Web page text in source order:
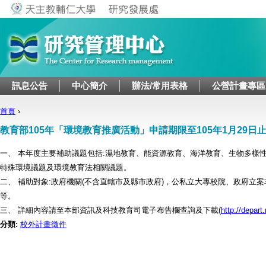
Jump to navigation
訊息公告 中心簡介 辦法/常用表格 公營計畫專區
您在這裡
首頁 ›
教育部105年「環境教育推廣活動」申請期限至105年1月29日止
一、 本年度主要補助議題包括:濕地教育、能資源教育、海洋教育、生物多樣
特殊環境議題及環境教育法相關議題。
二、 補助對象:政府機關(不含直轄市及縣市政府)，公私立大專校院、政府立
等。
三、 詳細內容請至本部資訊及科技教育司電子布告欄查詢及下載(http://
分類: 校外計畫徵件